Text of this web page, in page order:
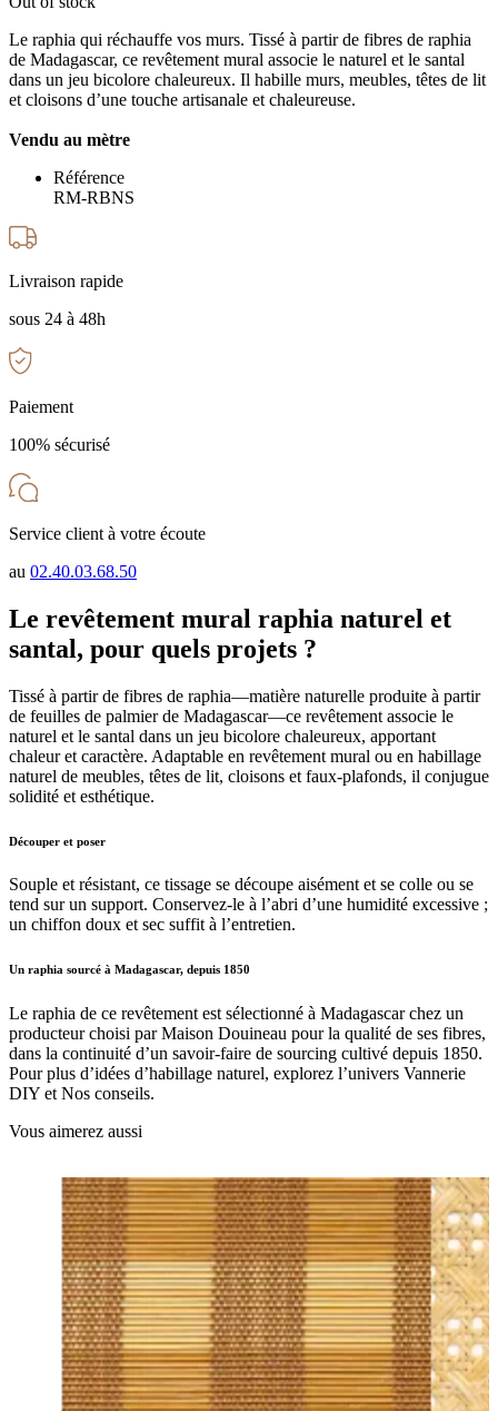
Le raphia qui réchauffe vos murs. Tissé à partir de fibres de raphia
de Madagascar, ce revêtement mural associe le naturel et le santal
dans un jeu bicolore chaleureux. Il habille murs, meubles, têtes de lit
et cloisons d’une touche artisanale et chaleureuse.
Vendu au mètre
Référence
RM-RBNS
Livraison rapide
sous 24 à 48h
Paiement
100% sécurisé
Service client à votre écoute
au 02.40.03.68.50
Le revêtement mural raphia naturel et
santal, pour quels projets ?
Tissé à partir de fibres de raphia—matière naturelle produite à partir
de feuilles de palmier de Madagascar—ce revêtement associe le
naturel et le santal dans un jeu bicolore chaleureux, apportant
chaleur et caractère. Adaptable en revêtement mural ou en habillage
naturel de meubles, têtes de lit, cloisons et faux-plafonds, il conjugue
solidité et esthétique.
Découper et poser
Souple et résistant, ce tissage se découpe aisément et se colle ou se
tend sur un support. Conservez-le à l’abri d’une humidité excessive ;
un chiffon doux et sec suffit à l’entretien.
Un raphia sourcé à Madagascar, depuis 1850
Le raphia de ce revêtement est sélectionné à Madagascar chez un
producteur choisi par Maison Douineau pour la qualité de ses fibres,
dans la continuité d’un savoir-faire de sourcing cultivé depuis 1850.
Pour plus d’idées d’habillage naturel, explorez l’univers Vannerie
DIY et Nos conseils.
Vous aimerez aussi